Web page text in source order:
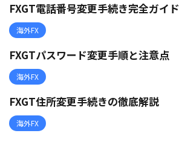
FXGT電話番号変更手続き完全ガイド
海外FX
FXGTパスワード変更手順と注意点
海外FX
FXGT住所変更手続きの徹底解説
海外FX